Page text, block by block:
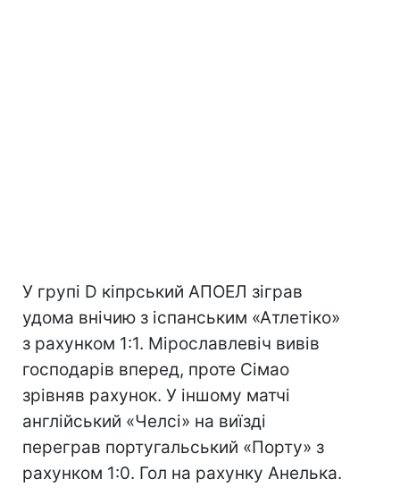
У групі D кіпрський АПОЕЛ зіграв
удома внічию з іспанським «Атлетіко»
з рахунком 1:1. Мірославлевіч вивів
господарів вперед, проте Сімао
зрівняв рахунок. У іншому матчі
англійський «Челсі» на виїзді
переграв португальський «Порту» з
рахунком 1:0. Гол на рахунку Анелька.